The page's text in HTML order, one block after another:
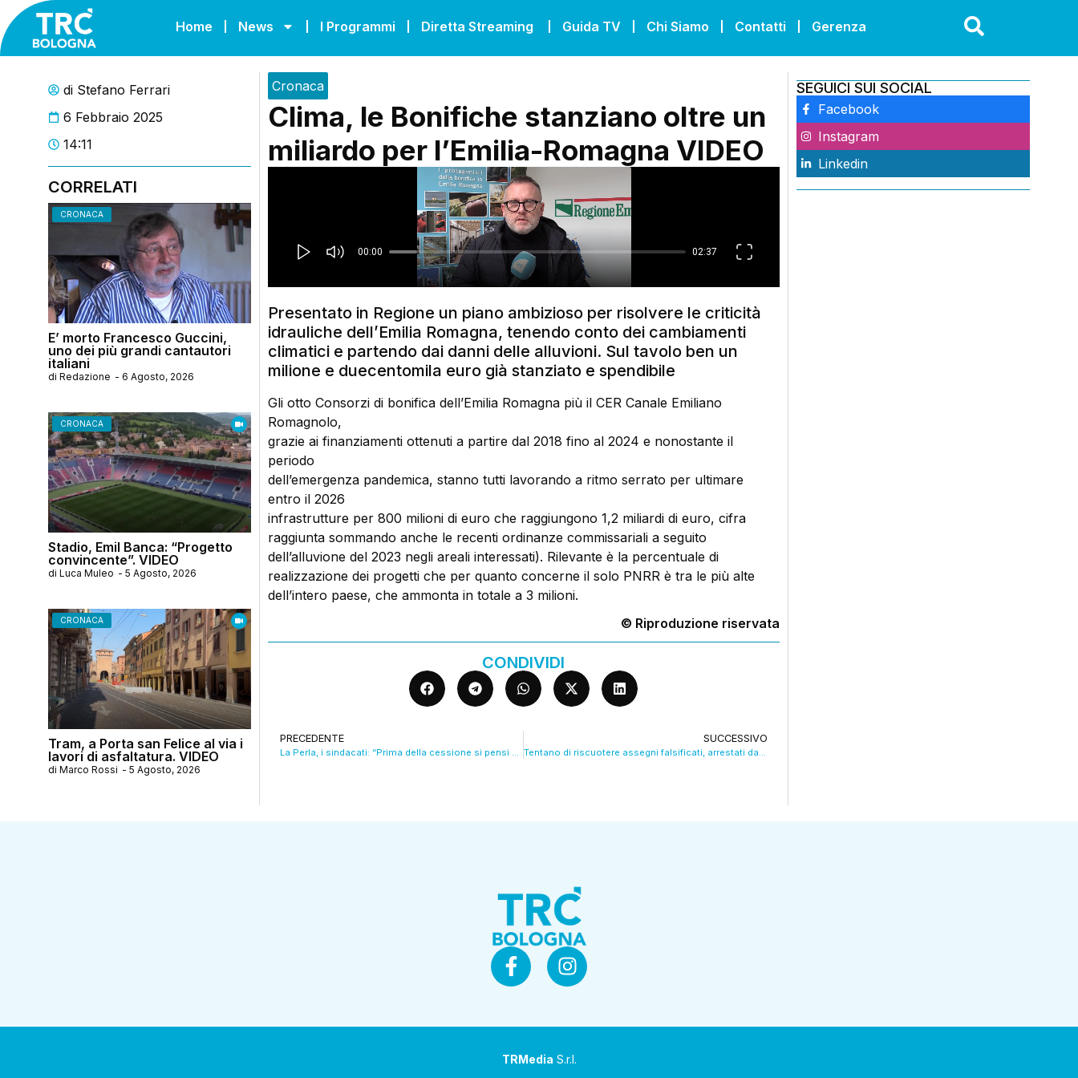
Home News I Programmi Diretta Streaming Guida TV Chi Siamo Contatti Gerenza
di Stefano Ferrari
6 Febbraio 2025
14:11
CORRELATI
CRONACA
E’ morto Francesco Guccini,
uno dei più grandi cantautori
italiani
di Redazione - 6 Agosto, 2026
CRONACA
Stadio, Emil Banca: “Progetto
convincente”. VIDEO
di Luca Muleo - 5 Agosto, 2026
CRONACA
Tram, a Porta san Felice al via i
lavori di asfaltatura. VIDEO
di Marco Rossi - 5 Agosto, 2026
Cronaca
Clima, le Bonifiche stanziano oltre un
miliardo per l’Emilia-Romagna VIDEO
Presentato in Regione un piano ambizioso per risolvere le criticità
idrauliche dell’Emilia Romagna, tenendo conto dei cambiamenti
climatici e partendo dai danni delle alluvioni. Sul tavolo ben un
milione e duecentomila euro già stanziato e spendibile
Gli otto Consorzi di bonifica dell’Emilia Romagna più il CER Canale Emiliano
Romagnolo,
grazie ai finanziamenti ottenuti a partire dal 2018 fino al 2024 e nonostante il
periodo
dell’emergenza pandemica, stanno tutti lavorando a ritmo serrato per ultimare
entro il 2026
infrastrutture per 800 milioni di euro che raggiungono 1,2 miliardi di euro, cifra
raggiunta sommando anche le recenti ordinanze commissariali a seguito
dell’alluvione del 2023 negli areali interessati). Rilevante è la percentuale di
realizzazione dei progetti che per quanto concerne il solo PNRR è tra le più alte
dell’intero paese, che ammonta in totale a 3 milioni.
© Riproduzione riservata
CONDIVIDI
PRECEDENTE
La Perla, i sindacati: “Prima della cessione si pensi ai lavoratori”. VIDEO
SUCCESSIVO
Tentano di riscuotere assegni falsificati, arrestati dalla Polizia
SEGUICI SUI SOCIAL
Facebook
Instagram
Linkedin
TRMedia S.r.l.